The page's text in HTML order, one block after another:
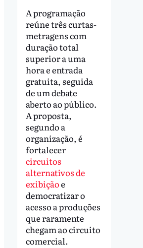
A programação
reúne três curtas-
metragens com
duração total
superior a uma
hora e entrada
gratuita, seguida
de um debate
aberto ao público.
A proposta,
segundo a
organização, é
fortalecer
circuitos
alternativos de
exibiçãoe
democratizar o
acesso a produções
que raramente
chegam ao circuito
comercial.